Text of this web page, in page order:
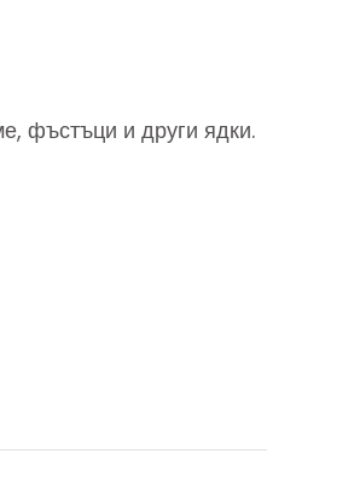
фъстъци и други ядки.